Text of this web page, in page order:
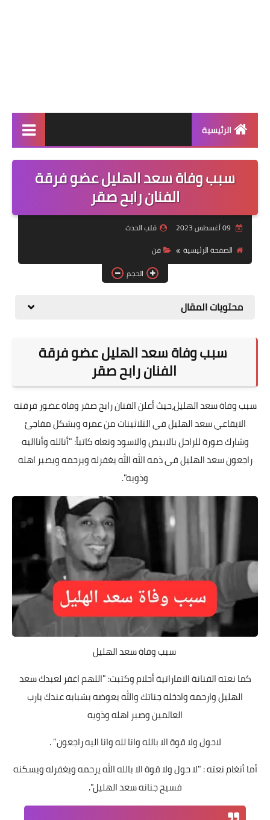
الرئيسية
عالمية
فن
رياضة
مسلسلات
صحة وجمال
المطبخ
سيارات
علوم وتكنولوجيا
تعليم
وظائف خالية
عروض
سبب وفاة سعد الهليل عضو فرقة
الفنان رابح صقر
قلب الحدث
الصفحة الرئيسية
فن
الحجم
محتويات المقال
سبب وفاة سعد الهليل عضو فرقة
الفنان رابح صقر
سبب وفاة سعد الهليل،حيث أعلن الفنان رابح صقر وفاة عضور فرقته
الايقاعي سعد الهليل في الثلاثينات من عمره وبشكل مفاجئ
وشارك صورة للراحل بالابيض والاسود ونعاه كاتباً: "أنالله وأنااليه
راجعون سعد الهليل في ذمه الله الله يغفرله ويرحمه ويصبر اهله
وذويه".
سبب وفاة سعد الهليل
كما نعته الفنانة الاماراتية أحلام وكتبت: "اللهم اغفر لعبدك سعد
الهليل وارحمه وادخله جناتك والله يعوضه بشبابه عندك يارب
العالمين وصبر اهله وذويه
لاحول ولا قوة الا بالله وانا لله وانا اليه راجعون" .
أما أنغام نعته : "لا حول ولا قوة الا بالله الله يرحمه ويغفرله ويسكنه
فسيح جنانه سعد الهليل".